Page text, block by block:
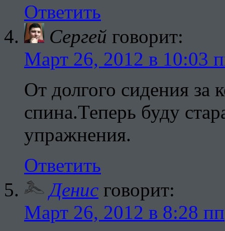
Ответить
Сергей говорит:
Март 26, 2012 в 10:03
От долгого сидения за
спина.Теперь буду
упражнения.
Ответить
Денис говорит:
Март 26, 2012 в 8:28 пп